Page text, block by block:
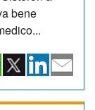
bene